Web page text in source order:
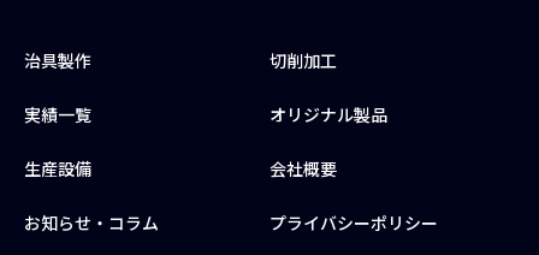
治具製作 切削加工
実績一覧 オリジナル製品
生産設備 会社概要
お知らせ・コラム プライバシーポリシー